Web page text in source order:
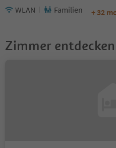
WLAN
Familien + 32
Zimmer entdecken